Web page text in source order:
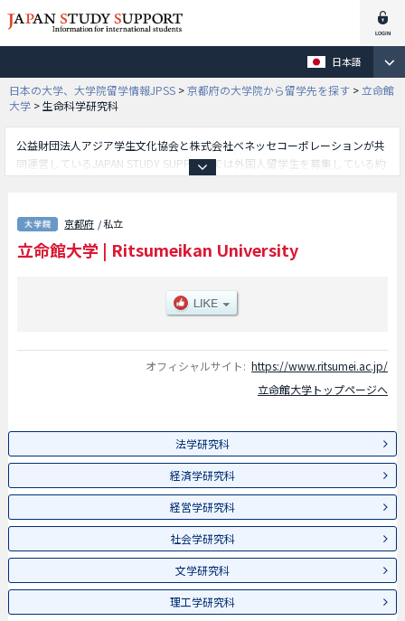
日本語
日本の大学、大学院留学情報JPSS >京都府の大学院から留学先を探す > 立命館
大学 >生命科学研究科
公益財団法人アジア学生文化協会と株式会社ベネッセコーポレーションが共
同運営しているJAPAN STUDY SUPPORTでは外国人留学生を募集している約
学研究科や経営学研究科や社会学研究科や文学研究科や理工学研究科や国際
関係研究科や政策科学研究科や人間科学研究科や先端総合学術研究科や言語
教育情報研究科や法務研究科やテクノロジー・マネジメント研究科や経営管
研究科や生命科学研究科や食マネジメント研究科等、研究科別情報や、募集
定員や合格者数など入試情報、施設案内、アクセスなど外国人留学生に必要
京都府 / 私立
立命館大学 | Ritsumeikan University
オフィシャルサイト: https://www.ritsumei.ac.jp/
立命館大学トップページへ
法学研究科
経済学研究科
経営学研究科
社会学研究科
文学研究科
理工学研究科